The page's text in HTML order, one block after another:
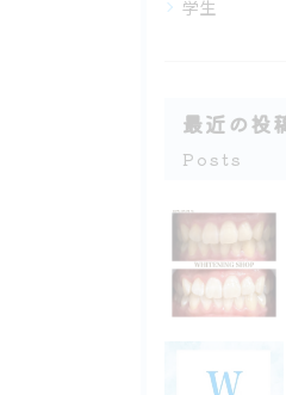
学生
最近の投
Posts